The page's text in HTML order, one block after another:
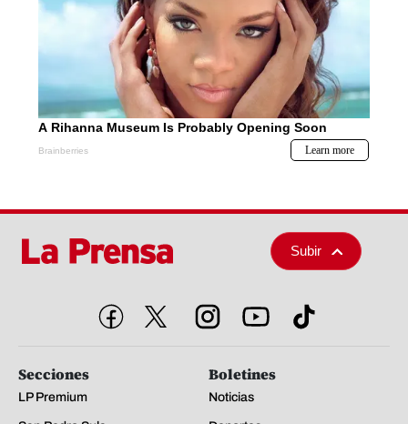
Subir
Secciones
LP Premium
Boletines
Noticias